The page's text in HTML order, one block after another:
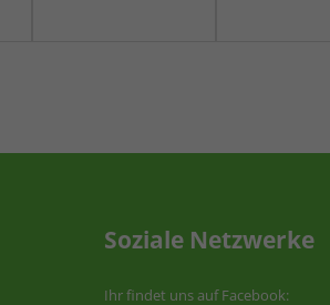
Soziale Netzwerke
Ihr findet uns auf Facebook: